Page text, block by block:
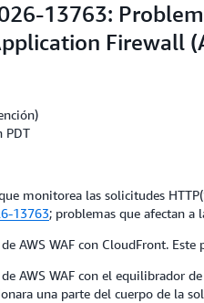
13763:
Firewall
PDT
monitorea las solicitudes
13763; problemas que afectan a
AWS WAF con CloudFront.
AWS WAF con el equilibrador
una parte del cuerpo de la